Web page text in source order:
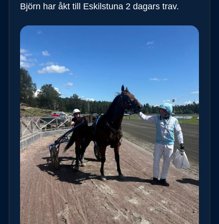
Björn har åkt till Eskilstuna 2 dagars trav.